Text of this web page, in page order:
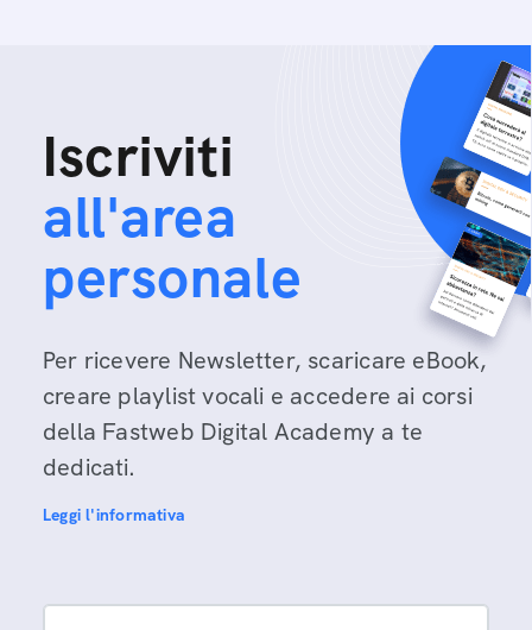
Iscriviti
all'area
personale
Per ricevere Newsletter, scaricare eBook,
creare playlist vocali e accedere ai corsi
della Fastweb Digital Academy a te
dedicati.
Leggi l'informativa